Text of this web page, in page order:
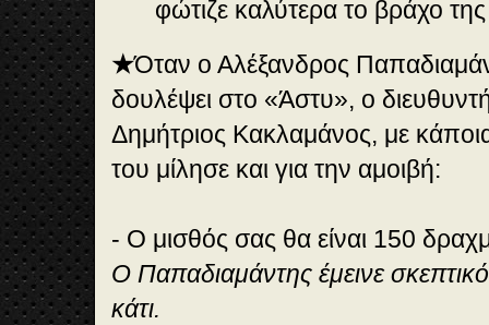
φώτιζε καλύτερα το βράχο
★Όταν ο Αλέξανδρος
δουλέψει στο «Άστυ», ο
Δημήτριος Κακλαμάνος, με
του μίλησε και για την αμοιβή:
- Ο μισθός σας θα είναι 150
Ο Παπαδιαμάντης έμεινε
κάτι.